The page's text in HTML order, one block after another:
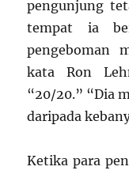
pengunjung
tempat ia
pengeboman
kata Ron
“20/20.” “Dia
daripada
Ketika para